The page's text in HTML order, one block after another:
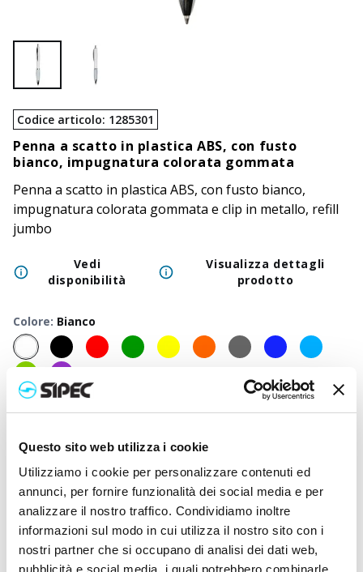
Questo sito web utilizza i cookie
Utilizziamo i cookie per personalizzare contenuti ed
annunci, per fornire funzionalità dei social media e per
analizzare il nostro traffico. Condividiamo inoltre
informazioni sul modo in cui utilizza il nostro sito con i
nostri partner che si occupano di analisi dei dati web,
pubblicità e social media, i quali potrebbero combinarle
Codice articolo: 1285301
Penna a scatto in plastica ABS, con fusto
bianco, impugnatura colorata gommata
Penna a scatto in plastica ABS, con fusto bianco,
impugnatura colorata gommata e clip in metallo, refill
jumbo
Vedi
disponibilità
Visualizza dettagli
prodotto
Colore: Bianco
50+ 100+ 250+ 500+ 1000+ 2500
neutro
0,240 0,240 0,240
Prezzo
stampato
0,578€ 0,525€ 0,482€ 0,470€ 0,460